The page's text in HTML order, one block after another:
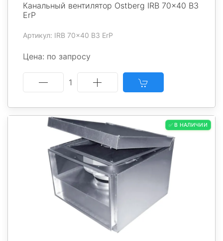
Канальный вентилятор Ostberg IRB 70x40 B3
ErP
Артикул: IRB 70x40 B3 ErP
Цена: по запросу
1
✅ В НАЛИЧИИ